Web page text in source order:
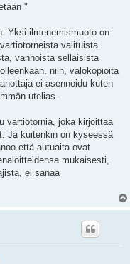
"
Yksi ilmenemismuoto on
valituista
vanhoista sellaisista
niin, valokopioita
ei asennoidu kuten
utelias.
vartiotornia, joka kirjoittaa
Ja kuitenkin on kyseessä
että autuaita ovat
mukaisesti,
ei sanaa